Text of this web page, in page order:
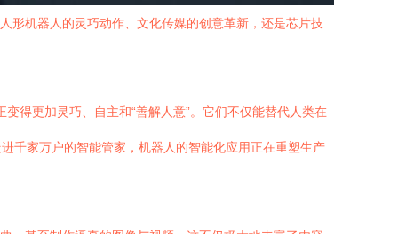
形机器人的灵巧动作、文化传媒的创意革新，还是芯片技
得更加灵巧、自主和“善解人意”。它们不仅能替代人类在
千家万户的智能管家，机器人的智能化应用正在重塑生产